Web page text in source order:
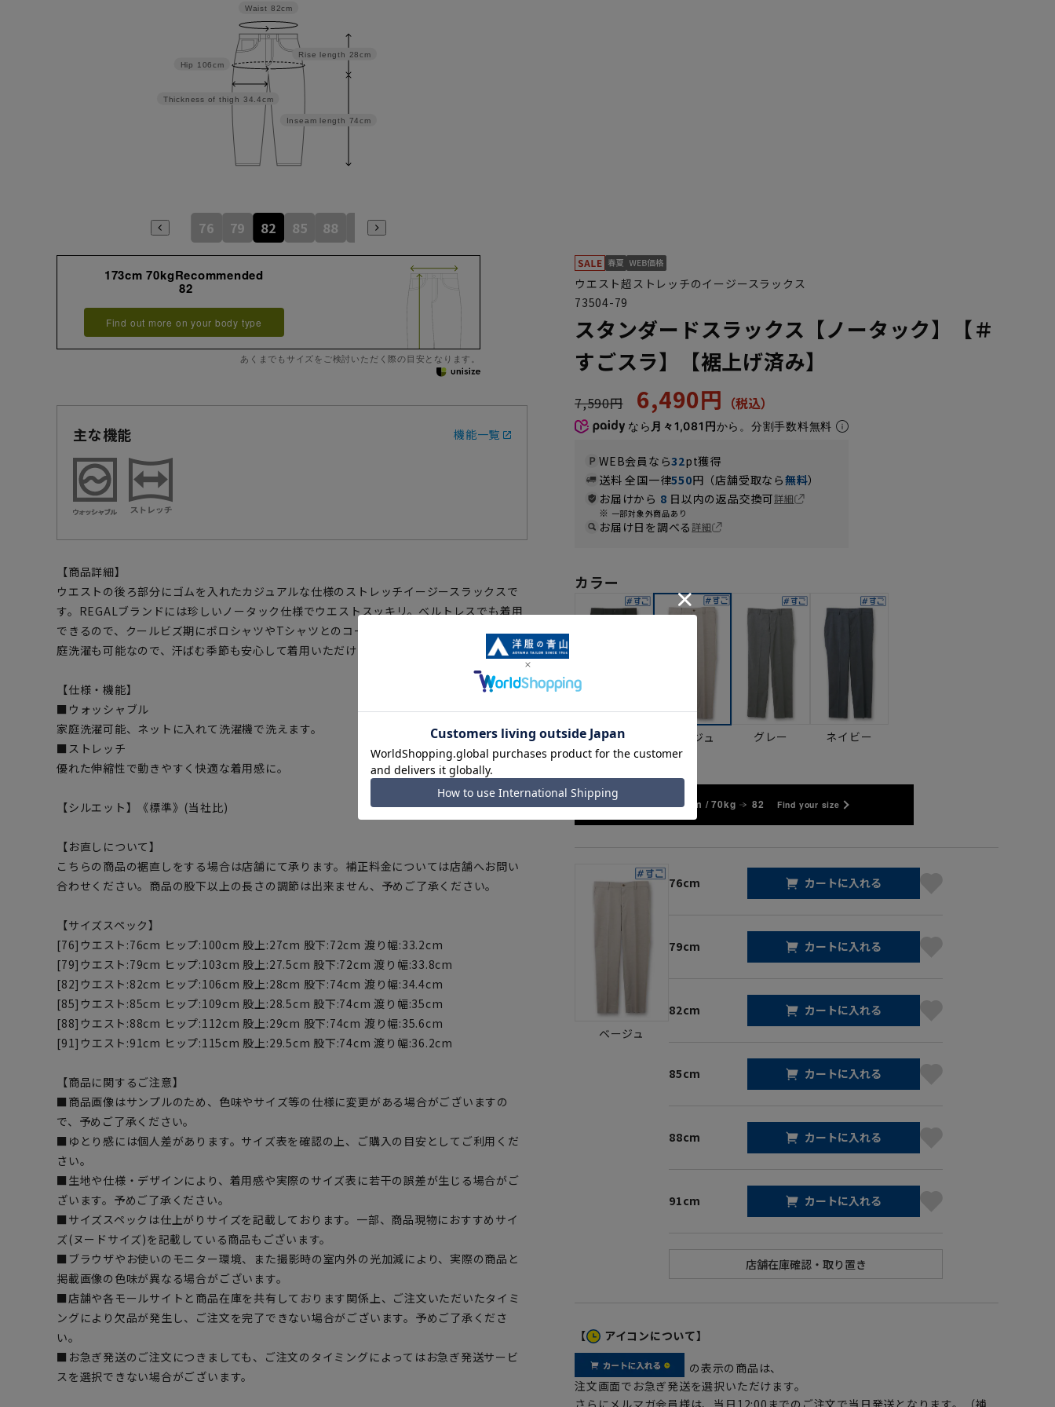
Inseam length 74cm
Rise length 28cm
Thickness of thigh 34.4cm
Hip 106cm
Waist 82cm
76 79 82 85 88 91
173cm 70kgRecommended
82
Find out more on your body type
あくまでもサイズをご検討いただく際の目安となります。
主な機能 機能一覧
【商品詳細】
ウエストの後ろ部分にゴムを入れたカジュアルな仕様のストレッチイージースラックスで
す。REGALブランドには珍しいノータック仕様でウエストスッキリ。ベルトレスでも着用
できるので、クールビズ期にポロシャツやTシャツとのコーディネートもおすすめです。家
庭洗濯も可能なので、汗ばむ季節も安心して着用いただけます。
【仕様・機能】
■ウォッシャブル
家庭洗濯可能、ネットに入れて洗濯機で洗えます。
■ストレッチ
優れた伸縮性で動きやすく快適な着用感に。
【シルエット】《標準》(当社比)
【お直しについて】
こちらの商品の裾直しをする場合は店舗にて承ります。補正料金については店舗へお問い
合わせください。商品の股下以上の長さの調節は出来ません、予めご了承ください。
【サイズスペック】
[76]ウエスト:76cm ヒップ:100cm 股上:27cm 股下:72cm 渡り幅:33.2cm
[79]ウエスト:79cm ヒップ:103cm 股上:27.5cm 股下:72cm 渡り幅:33.8cm
[82]ウエスト:82cm ヒップ:106cm 股上:28cm 股下:74cm 渡り幅:34.4cm
[85]ウエスト:85cm ヒップ:109cm 股上:28.5cm 股下:74cm 渡り幅:35cm
[88]ウエスト:88cm ヒップ:112cm 股上:29cm 股下:74cm 渡り幅:35.6cm
[91]ウエスト:91cm ヒップ:115cm 股上:29.5cm 股下:74cm 渡り幅:36.2cm
【商品に関するご注意】
■商品画像はサンプルのため、色味やサイズ等の仕様に変更がある場合がございますの
で、予めご了承ください。
■ゆとり感には個人差があります。サイズ表を確認の上、ご購入の目安としてご利用くだ
さい。
■生地や仕様・デザインにより、着用感や実際のサイズ表に若干の誤差が生じる場合がご
ざいます。予めご了承ください。
■サイズスペックは仕上がりサイズを記載しております。一部、商品現物におすすめサイ
ズ(ヌードサイズ)を記載している商品もございます。
■ブラウザやお使いのモニター環境、また撮影時の室内外の光加減により、実際の商品と
掲載画像の色味が異なる場合がございます。
■店舗や各モールサイトと商品在庫を共有しております関係上、ご注文いただいたタイミ
ングにより欠品が発生し、ご注文を完了できない場合がございます。予めご了承くださ
い。
■お急ぎ発送のご注文につきましても、ご注文のタイミングによってはお急ぎ発送サービ
スを選択できない場合がございます。
ウエスト超ストレッチのイージースラックス
73504-79
スタンダードスラックス【ノータック】【＃
すごスラ】【裾上げ済み】
7,590円 6,490円
なら 月々1,081円から。分割手数料無料
WEB会員なら32pt獲得
送料 全国一律550円（店舗受取なら無料）
お届けから 8 日以内の返品交換可詳細
一部対象外商品あり
お届け日を調べる詳細
カラー
ブラック ベージュ グレー ネイビー
173cm / 70kg 82 Find your size
ベージュ
76cm カートに入れる
79cm カートに入れる
82cm カートに入れる
85cm カートに入れる
88cm カートに入れる
91cm カートに入れる
【 アイコンについて】
の表示の商品は、
注文画面でお急ぎ発送を選択いただけます。
さらにメルマガ会員様は、当日12:00までのご注文で当日発送となります。（補